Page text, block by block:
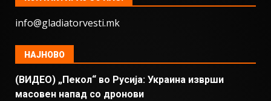
info@gladiatorvesti.mk
НАЈНОВО
(ВИДЕО) „Пекол“ во Русија: Украина изврши
масовен напад со дронови